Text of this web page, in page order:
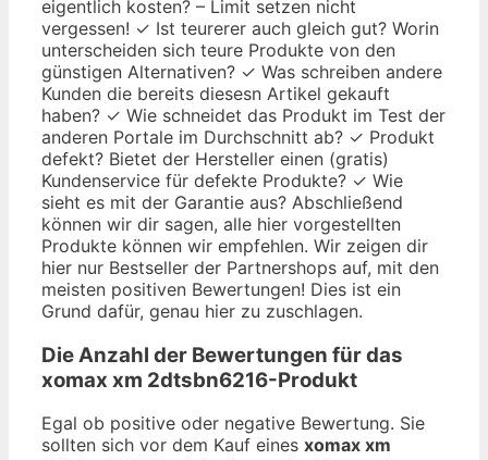
eigentlich kosten? – Limit setzen nicht
vergessen! ✓ Ist teurerer auch gleich gut? Worin
unterscheiden sich teure Produkte von den
günstigen Alternativen? ✓ Was schreiben andere
Kunden die bereits diesesn Artikel gekauft
haben? ✓ Wie schneidet das Produkt im Test der
anderen Portale im Durchschnitt ab? ✓ Produkt
defekt? Bietet der Hersteller einen (gratis)
Kundenservice für defekte Produkte? ✓ Wie
sieht es mit der Garantie aus? Abschließend
können wir dir sagen, alle hier vorgestellten
Produkte können wir empfehlen. Wir zeigen dir
hier nur Bestseller der Partnershops auf, mit den
meisten positiven Bewertungen! Dies ist ein
Grund dafür, genau hier zu zuschlagen.
Die Anzahl der Bewertungen für das
xomax xm 2dtsbn6216-Produkt
Egal ob positive oder negative Bewertung. Sie
sollten sich vor dem Kauf eines xomax xm